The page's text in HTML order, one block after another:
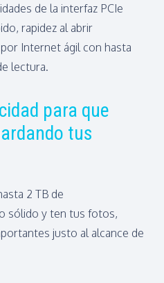
de la interfaz PCIe
rapidez al abrir
Internet ágil con hasta
lectura.
para que
tus
2 TB de
sólido y ten tus fotos,
justo al alcance de